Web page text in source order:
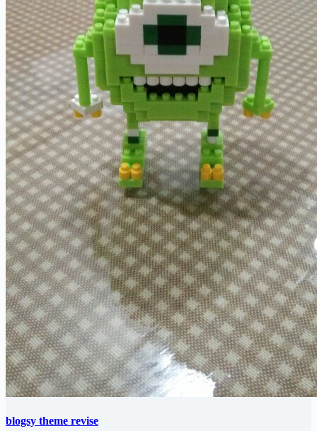
blogsy theme revise